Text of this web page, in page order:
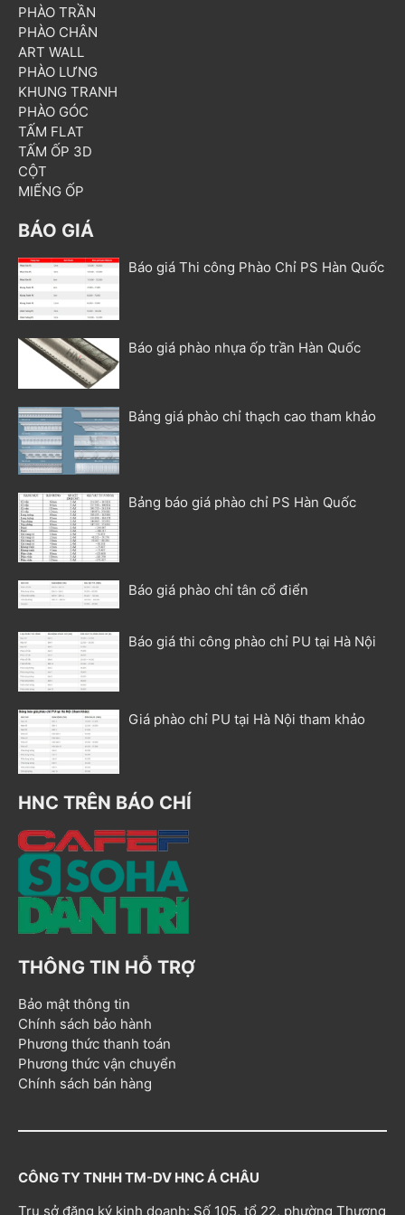
PHÀO TRẦN
PHÀO CHÂN
ART WALL
PHÀO LƯNG
KHUNG TRANH
PHÀO GÓC
TẤM FLAT
TẤM ỐP 3D
CỘT
MIẾNG ỐP
BÁO GIÁ
Báo giá Thi công Phào Chỉ PS Hàn Quốc
Báo giá phào nhựa ốp trần Hàn Quốc
Bảng giá phào chỉ thạch cao tham khảo
Bảng báo giá phào chỉ PS Hàn Quốc
Báo giá phào chỉ tân cổ điển
Báo giá thi công phào chỉ PU tại Hà Nội
Giá phào chỉ PU tại Hà Nội tham khảo
HNC TRÊN BÁO CHÍ
THÔNG TIN HỖ TRỢ
Bảo mật thông tin
Chính sách bảo hành
Phương thức thanh toán
Phương thức vận chuyển
Chính sách bán hàng
CÔNG TY TNHH TM-DV HNC Á CHÂU
Trụ sở đăng ký kinh doanh: Số 105, tổ 22, phường Thượng